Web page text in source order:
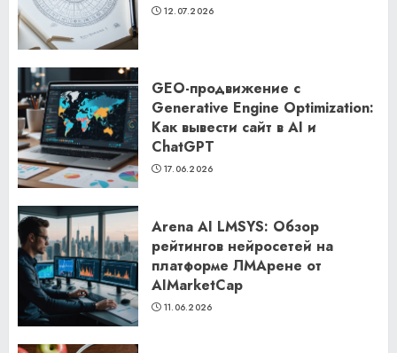
12.07.2026
GEO-продвижение с
Generative Engine Optimization:
Как вывести сайт в AI и
ChatGPT
17.06.2026
Arena AI LMSYS: Обзор
рейтингов нейросетей на
платформе ЛМАрене от
AIMarketCap
11.06.2026